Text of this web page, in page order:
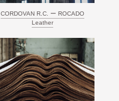
CORDOVAN R.C. ー ROCADO
Leather